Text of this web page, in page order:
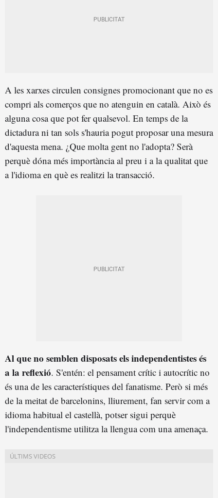
A les xarxes circulen consignes promocionant que no es
compri als comerços que no atenguin en català. Això és
alguna cosa que pot fer qualsevol. En temps de la
dictadura ni tan sols s'hauria pogut proposar una mesura
d'aquesta mena. ¿Que molta gent no l'adopta? Serà
perquè dóna més importància al preu i a la qualitat que
a l'idioma en què es realitzi la transacció.
Al que no semblen disposats els independentistes és
a la reflexió. S'entén: el pensament crític i autocrític no
és una de les característiques del fanatisme. Però si més
de la meitat de barcelonins, lliurement, fan servir com a
idioma habitual el castellà, potser sigui perquè
l'independentisme utilitza la llengua com una amenaça.